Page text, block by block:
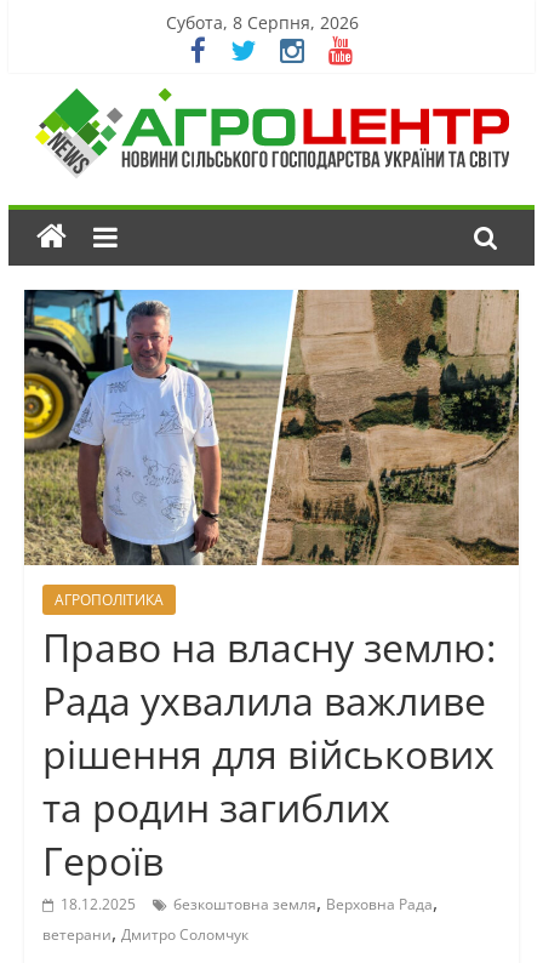
Субота, 8 Серпня, 2026
АГРОПОЛІТИКА
Право на власну землю:
Рада ухвалила важливе
рішення для військових
та родин загиблих
Героїв
18.12.2025 безкоштовна земля, Верховна Рада,
ветерани, Дмитро Соломчук